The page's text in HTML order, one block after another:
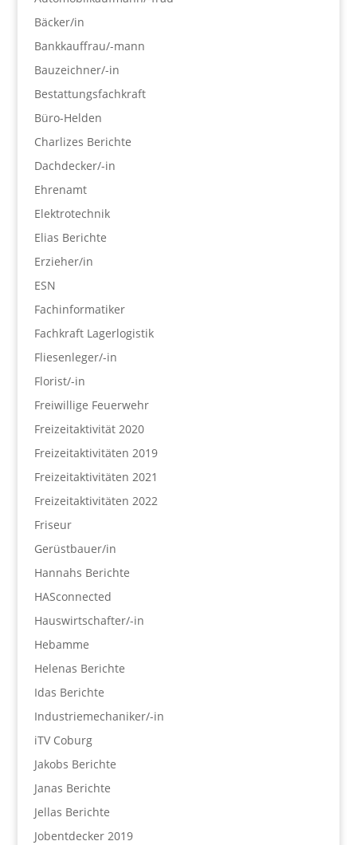
Bäcker/in
Bankkauffrau/-mann
Bauzeichner/-in
Bestattungsfachkraft
Büro-Helden
Charlizes Berichte
Dachdecker/-in
Ehrenamt
Elektrotechnik
Elias Berichte
Erzieher/in
ESN
Fachinformatiker
Fachkraft Lagerlogistik
Fliesenleger/-in
Florist/-in
Freiwillige Feuerwehr
Freizeitaktivität 2020
Freizeitaktivitäten 2019
Freizeitaktivitäten 2021
Freizeitaktivitäten 2022
Friseur
Gerüstbauer/in
Hannahs Berichte
HASconnected
Hauswirtschafter/-in
Hebamme
Helenas Berichte
Idas Berichte
Industriemechaniker/-in
iTV Coburg
Jakobs Berichte
Janas Berichte
Jellas Berichte
Jobentdecker 2019